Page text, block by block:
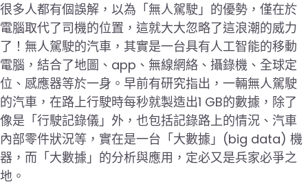
很多人都有個誤解，以為「無人駕駛」的優勢，僅在於
電腦取代了司機的位置，這就大大忽略了這浪潮的威力
了！無人駕駛的汽車，其實是一台具有人工智能的移動
電腦，結合了地圖、app、無線網絡、攝錄機、全球定
位、感應器等於一身。早前有研究指出，一輛無人駕駛
的汽車，在路上行駛時每秒就製造出1 GB的數據，除了
像是「行駛記錄儀」外，也包括記錄路上的情況、汽車
內部零件狀況等，實在是一台「大數據」(big data) 機
器，而「大數據」的分析與應用，定必又是兵家必爭之
地。